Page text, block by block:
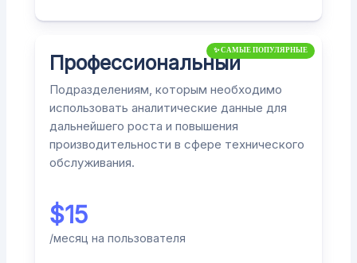
✨САМЫЕ ПОПУЛЯРНЫЕ
Профессиональный
Подразделениям, которым необходимо
использовать аналитические данные для
дальнейшего роста и повышения
производительности в сфере технического
обслуживания.
$15
/месяц на пользователя